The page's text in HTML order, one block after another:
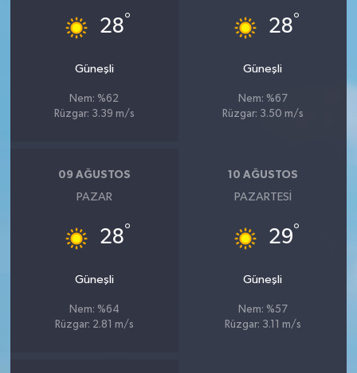
28°
Güneşli
Nem: %62
Rüzgar: 3.39 m/s
28°
Güneşli
Nem: %67
Rüzgar: 3.50 m/s
09 AĞUSTOS
PAZAR
28°
Güneşli
Nem: %64
Rüzgar: 2.81 m/s
10 AĞUSTOS
PAZARTESI
29°
Güneşli
Nem: %57
Rüzgar: 3.11 m/s